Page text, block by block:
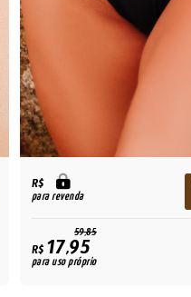
R$
para revenda
59,85
R$17,95
para uso próprio